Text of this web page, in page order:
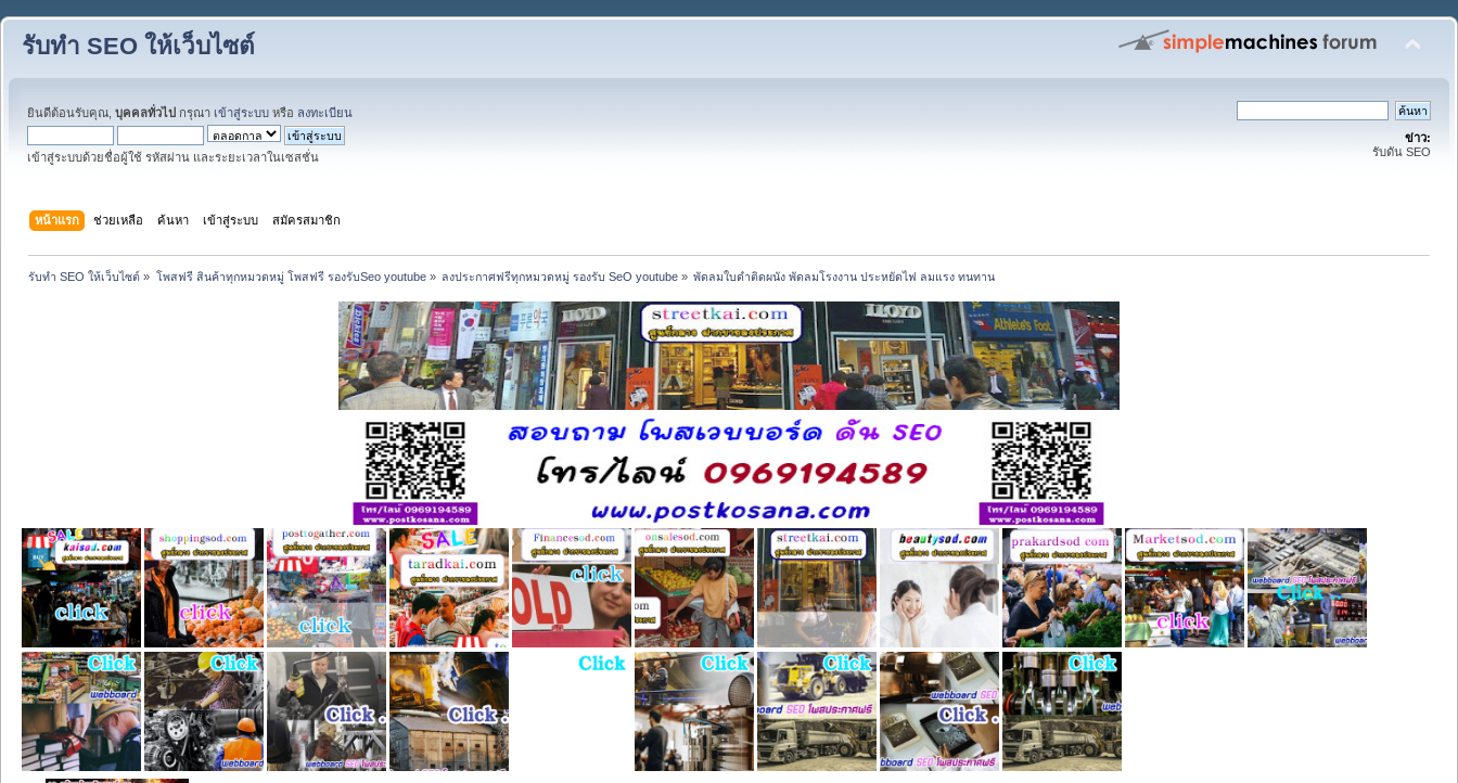
รับทำ SEO ให้เว็บไซต์
ยินดีต้อนรับคุณ, บุคคลทั่วไป กรุณา เข้าสู่ระบบ หรือ ลงทะเบียน
เข้าสู่ระบบด้วยชื่อผู้ใช้ รหัสผ่าน และระยะเวลาในเซสชั่น
ข่าว:
รับดัน SEO
หน้าแรก ช่วยเหลือ ค้นหา เข้าสู่ระบบ สมัครสมาชิก
รับทำ SEO ให้เว็บไซต์ » โพสฟรี สินค้าทุกหมวดหมู่ โพสฟรี รองรับSeo youtube» ลงประกาศฟรีทุกหมวดหมู่ รองรับ SeO youtube» พัดลมใบดำติดผนัง พัดลมโรงงาน ประหยัดไฟ ลมแรง ทนทาน